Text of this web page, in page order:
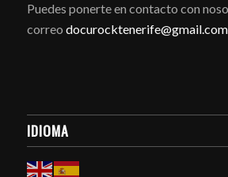
Puedes ponerte en contacto con
correo docurocktenerife@gmail.com
IDIOMA